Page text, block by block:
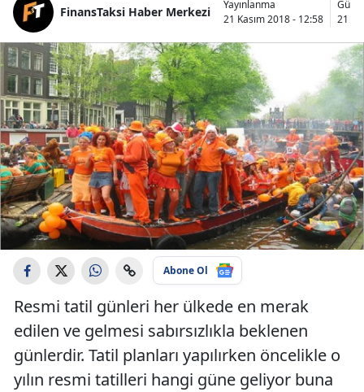
FinansTaksi Haber Merkezi
Yayınlanma
21 Kasım 2018 - 12:58
21
Abone Ol
Resmi tatil günleri her ülkede en merak
edilen ve gelmesi sabırsızlıkla beklenen
günlerdir. Tatil planları yapılırken öncelikle o
yılın resmi tatilleri hangi güne geliyor buna